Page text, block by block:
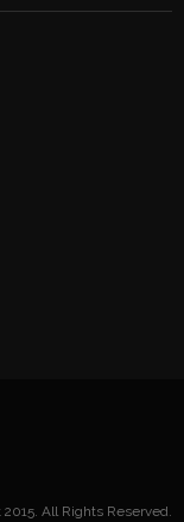
All Rights Reserved.